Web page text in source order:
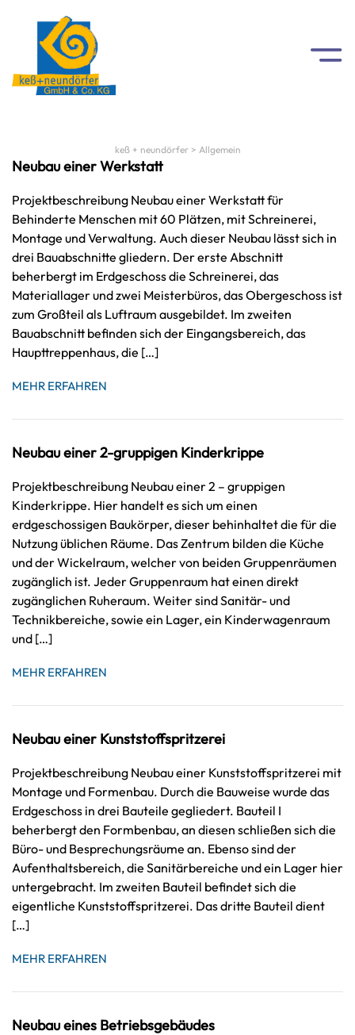
keß + neundörfer> Allgemein
Neubau einer Werkstatt
Projektbeschreibung Neubau einer Werkstatt für
Behinderte Menschen mit 60 Plätzen, mit Schreinerei,
Montage und Verwaltung. Auch dieser Neubau lässt sich in
drei Bauabschnitte gliedern. Der erste Abschnitt
beherbergt im Erdgeschoss die Schreinerei, das
Materiallager und zwei Meisterbüros, das Obergeschoss ist
zum Großteil als Luftraum ausgebildet. Im zweiten
Bauabschnitt befinden sich der Eingangsbereich, das
Haupttreppenhaus, die […]
MEHR ERFAHREN
Neubau einer 2-gruppigen Kinderkrippe
Projektbeschreibung Neubau einer 2 – gruppigen
Kinderkrippe. Hier handelt es sich um einen
erdgeschossigen Baukörper, dieser behinhaltet die für die
Nutzung üblichen Räume. Das Zentrum bilden die Küche
und der Wickelraum, welcher von beiden Gruppenräumen
zugänglich ist. Jeder Gruppenraum hat einen direkt
zugänglichen Ruheraum. Weiter sind Sanitär- und
Technikbereiche, sowie ein Lager, ein Kinderwagenraum
und […]
MEHR ERFAHREN
Neubau einer Kunststoffspritzerei
Projektbeschreibung Neubau einer Kunststoffspritzerei mit
Montage und Formenbau. Durch die Bauweise wurde das
Erdgeschoss in drei Bauteile gegliedert. Bauteil I
beherbergt den Formbenbau, an diesen schließen sich die
Büro- und Besprechungsräume an. Ebenso sind der
Aufenthaltsbereich, die Sanitärbereiche und ein Lager hier
untergebracht. Im zweiten Bauteil befindet sich die
eigentliche Kunststoffspritzerei. Das dritte Bauteil dient
[…]
MEHR ERFAHREN
Neubau eines Betriebsgebäudes
Referenzliste
Datenschutz